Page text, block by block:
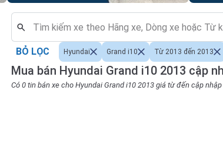
Mua bán Hyundai Grand i10 2013 cập
Có 0 tin bán xe cho Hyundai Grand i10 2013 giá từ đến cập
BỎ LỌC Hyundai Grand i10 Từ 2013 đến 2013